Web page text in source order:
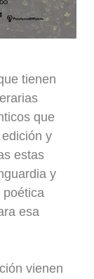
tienen
que
y
estas
y
esa
vienen